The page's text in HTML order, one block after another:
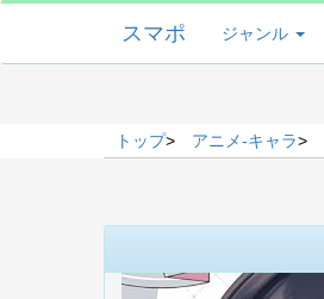
スマポ ジャンル
トップ> アニメ-キャラ>